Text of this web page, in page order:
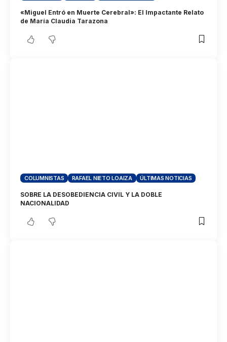
«Miguel Entró en Muerte Cerebral»: El Impactante Relato
de María Claudia Tarazona
COLUMNISTAS RAFAEL NIETO LOAIZA ÚLTIMAS NOTICIAS
SOBRE LA DESOBEDIENCIA CIVIL Y LA DOBLE
NACIONALIDAD